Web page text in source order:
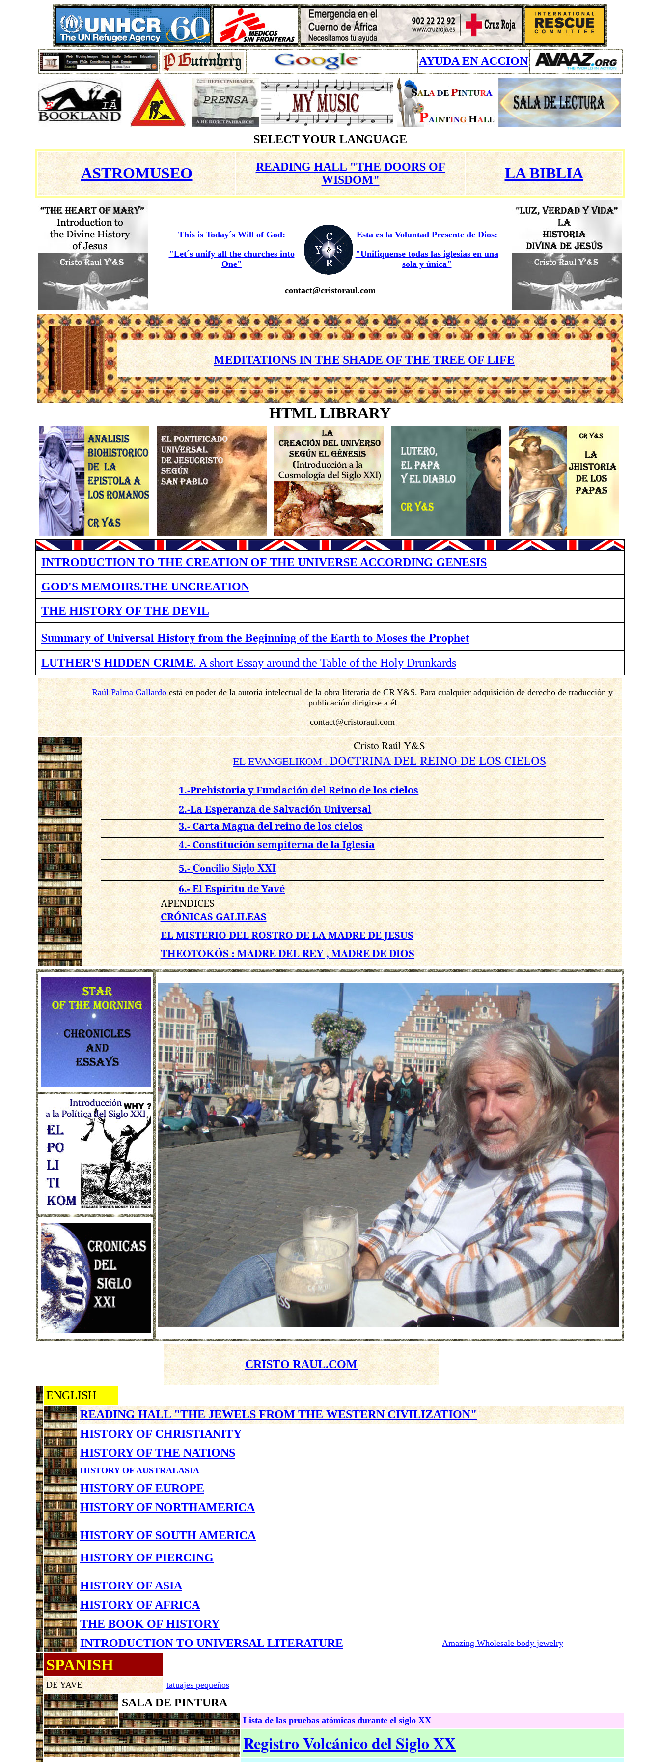
AYUDA EN ACCION
SELECT YOUR LANGUAGE
ASTROMUSEO
READING HALL "THE DOORS OF
WISDOM"
LA BIBLIA
This is Today´s Will of God:
"Let´s unify all the churches into
One"
Esta es la Voluntad Presente de Dios:
"Unifiquense todas las iglesias en una
sola y única"
contact@cristoraul.com
MEDITATIONS IN THE SHADE OF THE TREE OF LIFE
HTML LIBRARY
INTRODUCTION TO THE CREATION OF THE UNIVERSE ACCORDING GENESIS
GOD'S MEMOIRS.THE UNCREATION
THE HISTORY OF THE DEVIL
Summary of Universal History fromthe Beginning of the Earth to Moses the Prophet
LUTHER'S HIDDEN CRIME. A short Essay around the Table of the Holy Drunkards
Raúl Palma Gallardoestá en poder de la autoría intelectual de la obra literaria de CR Y&S. Para cualquier adquisición de derecho de traducción y
publicación dirigirse a él
contact@cristoraul.com
Cristo Raúl Y&S
EL EVANGELIKOM .DOCTRINA DEL REINO DE LOS CIELOS
1.-Prehistoria y Fundación del Reino de los cielos
2.-La Esperanza de Salvación Universal
3.- Carta Magna del reino de los cielos
4.-Constitución sempiterna de la Iglesia
5.-Concilio Siglo XXI
6.-El Espíritu de Yavé
APENDICES
CRÓNICAS GALILEAS
EL MISTERIO DEL ROSTRO DE LA MADRE DE JESUS
THEOTOKÓS :MADRE DEL REY , MADRE DE DIOS
CRISTO RAUL.COM
ENGLISH
READING HALL "THE JEWELS FROM THE WESTERN CIVILIZATION"
HISTORY OF CHRISTIANITY
HISTORY OF THE NATIONS
HISTORY OF AUSTRALASIA
HISTORY OF EUROPE
HISTORY OF NORTHAMERICA
HISTORY OF SOUTH AMERICA
HISTORY OF PIERCING
HISTORY OF ASIA
HISTORY OF AFRICA
THE BOOK OF HISTORY
INTRODUCTION TO UNIVERSAL LITERATURE
Amazing Wholesale body jewelry
SPANISH
DE YAVE tatuajes pequeños
SALA DE PINTURA
Lista de las pruebas atómicas durante el siglo XX
Registro Volcánico del Siglo XX